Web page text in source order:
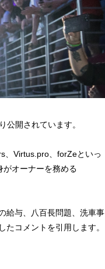
公開されています。
、Virtus.pro、forZeといっ
がオーナーを務める
給与、八百長問題、洗車事
コメントを引用します。